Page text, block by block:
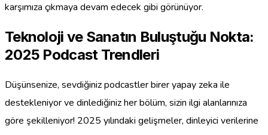
karşımıza çıkmaya devam edecek gibi görünüyor.
Teknoloji ve Sanatın Buluştuğu Nokta:
2025 Podcast Trendleri
Düşünsenize, sevdiğiniz podcastler birer yapay zeka ile
destekleniyor ve dinlediğiniz her bölüm, sizin ilgi alanlarınıza
göre şekilleniyor! 2025 yılındaki gelişmeler, dinleyici verilerine